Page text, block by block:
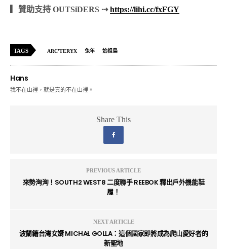
▎贊助支持 OUTSiDERS ⇢https://lihi.cc/fxFGY
TAGS ARC'TERYX 兔年 始祖鳥
Hans
我不在山裡，就是真的不在山裡。
Share This
PREVIOUS ARTICLE
來勢洶洶！SOUTH2 WEST8 二度聯手 REEBOK 釋出戶外機能鞋
履！
NEXT ARTICLE
波蘭籍台灣女婿 MICHAŁ GOLLA：這個國家即將成為爬山愛好者的
新聖地